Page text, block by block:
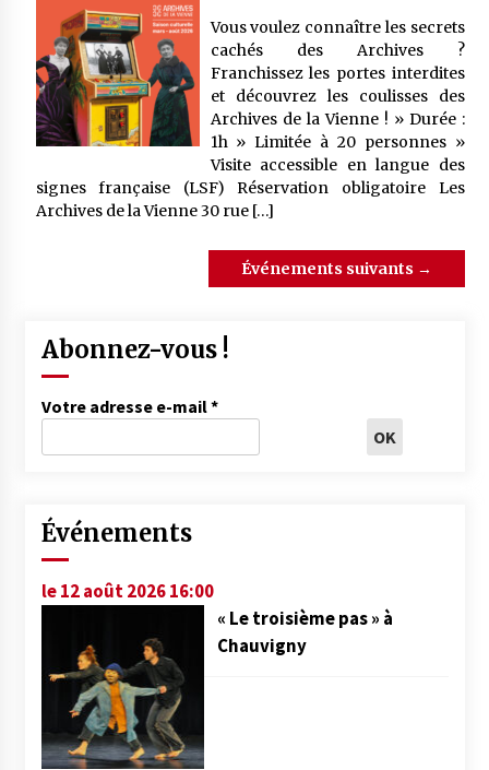
Vous voulez connaître les secrets
cachés des Archives ?
Franchissez les portes interdites
et découvrez les coulisses des
Archives de la Vienne ! » Durée :
1h » Limitée à 20 personnes »
Visite accessible en langue des
signes française (LSF) Réservation obligatoire Les
Archives de la Vienne 30 rue […]
Événements suivants →
Abonnez-vous !
Votre adresse e-mail*
Événements
le 12 août 2026 16:00
« Le troisième pas » à
Chauvigny